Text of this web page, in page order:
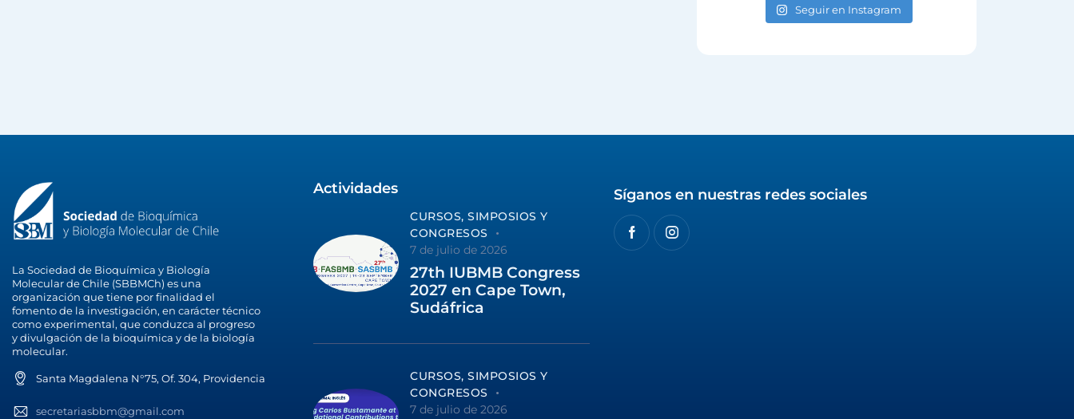
Seguir en Instagram
La Sociedad de Bioquímica y Biología
Molecular de Chile (SBBMCh) es una
organización que tiene por finalidad el
fomento de la investigación, en carácter técnico
como experimental, que conduzca al progreso
y divulgación de la bioquímica y de la biología
molecular.
Santa Magdalena N°75, Of. 304, Providencia
secretariasbbm@gmail.com
Actividades
CURSOS, SIMPOSIOS Y
CONGRESOS
7 de julio de 2026
27th IUBMB Congress
2027 en Cape Town,
Sudáfrica
CURSOS, SIMPOSIOS Y
CONGRESOS
7 de julio de 2026
Síganos en nuestras redes sociales